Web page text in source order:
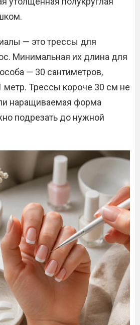
— это трессы для
Минимальная их длина для
— 30 сантиметров,
метр. Трессы короче 30 см не
наращиваемая форма
подрезать до нужной